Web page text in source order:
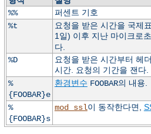
%%
퍼센트 기호
%t
요청을 받은 시간을 국제
1일) 이후 지난 마이크로
다.
%D
요청을 받은 시간부터 헤
시간. 요청의 기간을 잰다.
%
{FOOBAR}e
환경변수 FOOBAR의 내용.
%
{FOOBAR}s
mod_ssl이 동작한다면,